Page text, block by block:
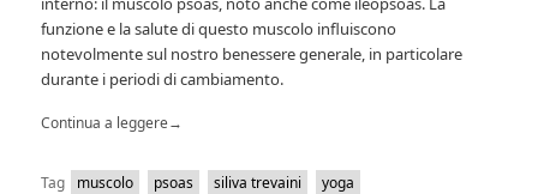
funzione e la salute di questo muscolo influiscono
notevolmente sul nostro benessere generale, in particolare
durante i periodi di cambiamento.
Continua a leggere→
Tag muscolo psoas siliva trevaini yoga